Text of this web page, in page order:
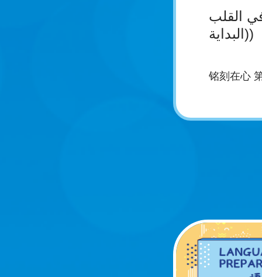
القلب
(البداية)
铭刻在心